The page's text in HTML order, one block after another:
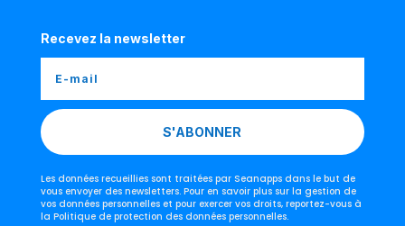
Recevez la newsletter
S'ABONNER
Les données recueillies sont traitées par Seanapps dans le but de
vous envoyer des newsletters. Pour en savoir plus sur la gestion de
vos données personnelles et pour exercer vos droits, reportez-vous à
la Politique de protection des données personnelles.